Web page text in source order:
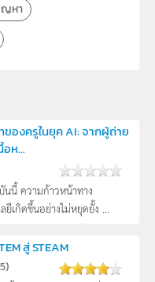
หา
ของครูในยุค AI: จากผู้ถ่าย
ห...
นนี้ ความก้าวหน้าทาง
ยีเกิดขึ้นอย่างไม่หยุดยั้ง ...
สู่ STEAM
)